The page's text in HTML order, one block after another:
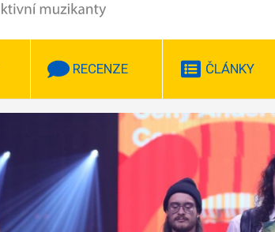
RECENZE ČLÁNKY